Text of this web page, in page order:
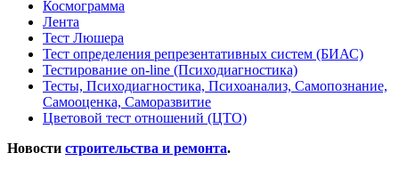
Космограмма
Лента
Тест Люшера
Тест определения репрезентативных систем (БИАС)
Тестирование on-line (Психодиагностика)
Тесты, Психодиагностика, Психоанализ, Самопознание,
Самооценка, Саморазвитие
Цветовой тест отношений (ЦТО)
Новости строительства и ремонта.